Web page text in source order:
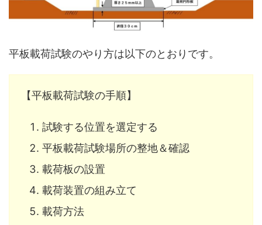
平板載荷試験のやり方は以下のとおりです。
【平板載荷試験の手順】
試験する位置を選定する
平板載荷試験場所の整地＆確認
載荷板の設置
載荷装置の組み立て
載荷方法